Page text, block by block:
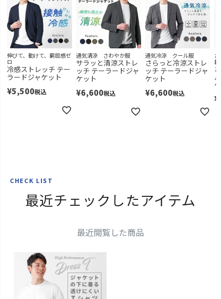
伸びて、動けて、窮屈感ゼ
ロ
冷感ストレッチ テー
ラードジャケット
¥5,500税込
通気清涼 さわやか服
サラッと清涼ストレ
ッチ テーラードジャ
ケット
¥6,600税込
通気冷涼 クール服
さらっと冷涼ストレ
ッチ テーラードジャ
ケット
¥6,600税込
着
¥
CHECK LIST
最近チェックしたアイテム
最近閲覧した商品